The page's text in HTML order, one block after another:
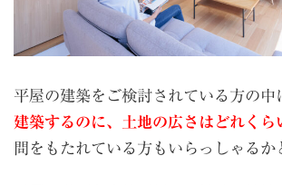
平屋の建築をご検討されている方の中
建築するのに、土地の広さはどれくら
問をもたれている方もいらっしゃるか